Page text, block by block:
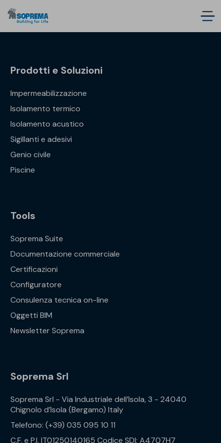
Prodotti e Soluzioni
Impermeabilizzazione
Isolamento termico
Isolamento acustico
Sigillanti e adesivi
Genio civile
Piscine
Tools
Soprema Suite
Documentazione commerciale
Certificazioni
Configuratore
Consulenza tecnica on-line
Oggetti BIM
Newsletter Soprema
Soprema Srl
Soprema Srl - Via Industriale dell’Isola, 3 - 24040
Chignolo d’Isola (Bergamo) Italy
Telefono: (+39) 035 095 10 11
C.F. e P.I. IT01250140165 Codice SDI: A4707H7